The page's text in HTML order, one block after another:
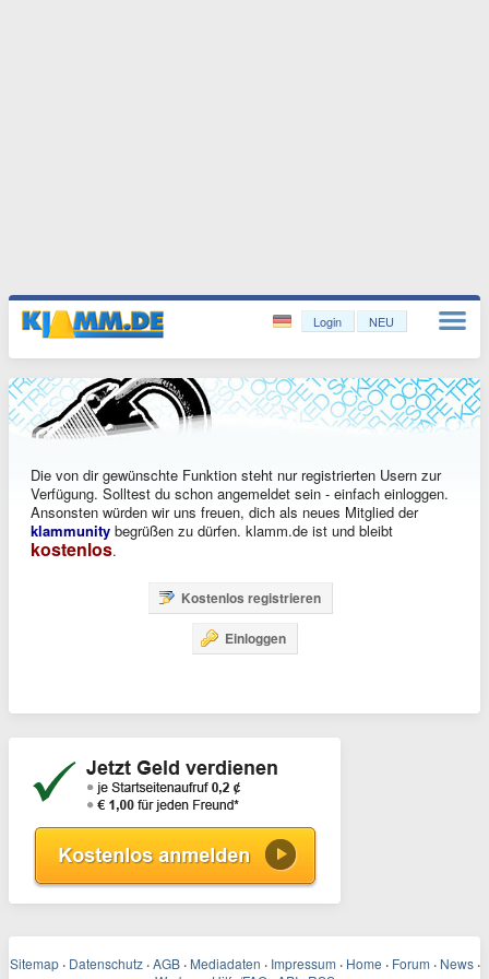
Login NEU
Die von dir gewünschte Funktion steht nur registrierten Usern zur
Verfügung. Solltest du schon angemeldet sein - einfach einloggen.
Ansonsten würden wir uns freuen, dich als neues Mitglied der
klammunity begrüßen zu dürfen. klamm.de ist und bleibt
kostenlos.
Kostenlos registrieren
Einloggen
Sitemap · Datenschutz · AGB · Mediadaten · Impressum · Home · Forum · News ·